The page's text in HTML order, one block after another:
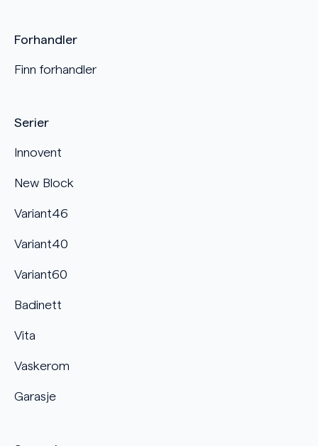
Serier
Innovent
New Block
Variant46
Variant40
Variant60
Badinett
Vita
Vaskerom
Garasje
Forhandler
Finn forhandler